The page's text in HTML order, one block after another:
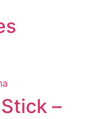
–